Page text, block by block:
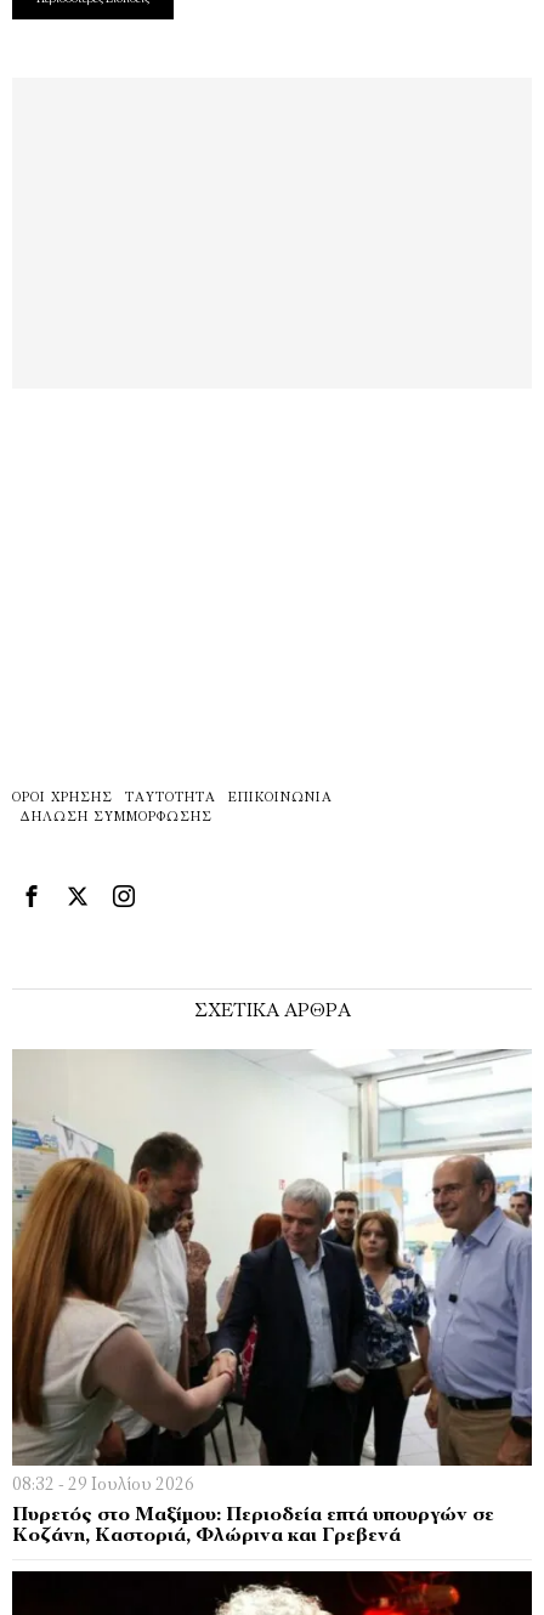
ΌΡΟΙ ΧΡΉΣΗΣ ΤΑΥΤΌΤΗΤΑ
ΕΠΙΚΟΙΝΩΝΊΑ
ΔΉΛΩΣΗ ΣΥΜΜΌΡΦΩΣΗΣ
ΣΧΕΤΙΚΑ ΑΡΘΡΑ
08:32 - 29 Ιουλίου 2026
Πυρετός στο Μαξίμου: Περιοδεία επτά υπουργών σε
Κοζάνη, Καστοριά, Φλώρινα και Γρεβενά